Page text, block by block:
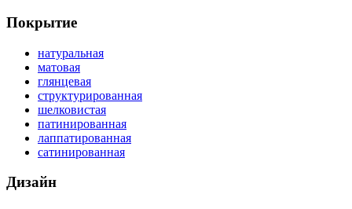
Покрытие
натуральная
матовая
глянцевая
структурированная
шелковистая
патинированная
лаппатированная
сатинированная
Дизайн